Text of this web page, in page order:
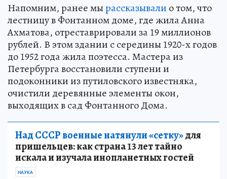
Напомним, ранее мырассказывали о том, что
лестницу в Фонтанном доме, где жила Анна
Ахматова, отреставрировали за 19 миллионов
рублей. В этом здании с середины 1920-х годов
до 1952 года жила поэтесса. Мастера из
Петербурга восстановили ступени и
подоконники из путиловского известняка,
очистили деревянные элементы окон,
выходящих в сад Фонтанного Дома.
Над СССР военные натянули «сетку»для
пришельцев: как страна 13 лет тайно
искала и изучала инопланетных гостей
НАУКА